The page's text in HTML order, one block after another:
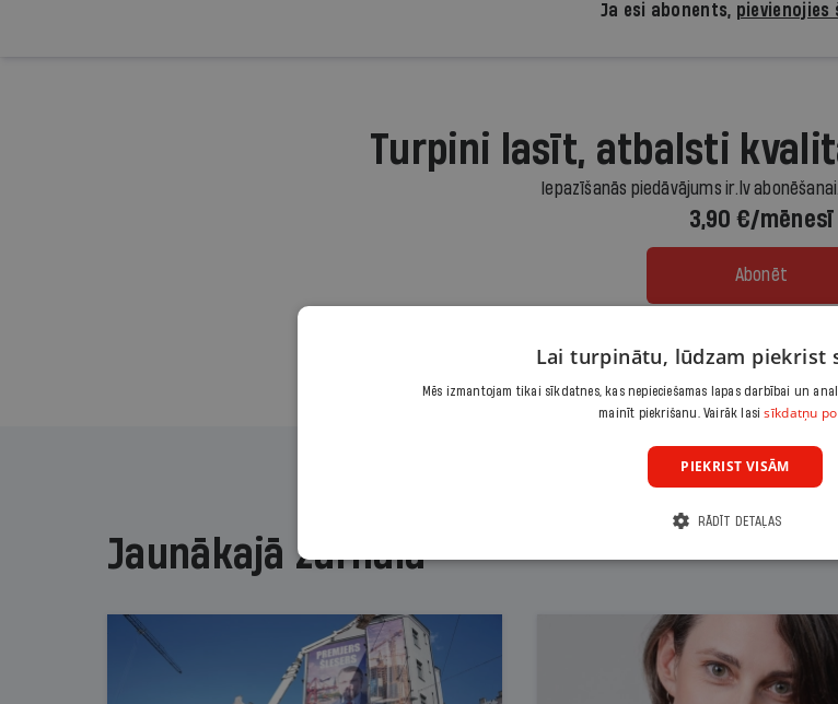
Ja esi abonents, pievienojies
Turpini lasīt, atbalsti
Iepazīšanās piedāvājums ir.lv
3,90 €/mēnesī
Abonēt
Citas abonēšanas iespējas
Jaunākajā žurnālā
Lai turpinātu, lūdzam piekrist
Mēs izmantojam tikai sīkdatnes, kas nepieciešamas lapas darbībai un
mainīt piekrišanu. Vairāk lasisīkdatņu
PIEKRIST VISĀM
RĀDĪT DETAĻAS